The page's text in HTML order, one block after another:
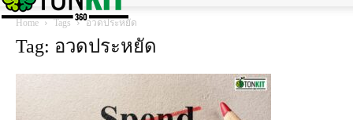
Home Tags อวดประหยัด
Tag: อวดประหยัด